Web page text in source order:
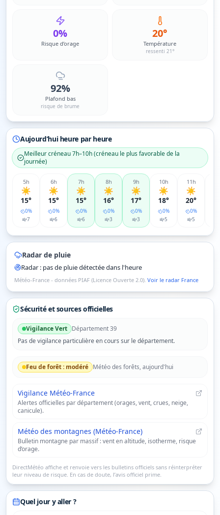
0%
Risque d’orage
20°
Température
ressenti 21°
92%
Plafond bas
risque de brume
Aujourd’hui heure par heure
Meilleur créneau7h–10h(créneau le plus favorable de la
journée)
5h
☀️
15°
0%
7
6h
☀️
15°
0%
6
7h
☀️
15°
0%
6
8h
☀️
16°
0%
3
9h
☀️
17°
0%
3
10h
☀️
18°
0%
5
11 h
☀️
20°
0%
5
Radar de pluie
Radar : pas de pluie détectée dans l'heure
Météo-France - données PIAF (Licence Ouverte 2.0). Voir le radar France
Sécurité et sources officielles
VigilanceVert Département39
Pas de vigilance particulière en cours sur le département.
Feu de forêt : modéré Météo des forêts, aujourd'hui
Vigilance Météo-France
Alertes officielles par département (orages, vent, crues, neige,
canicule).
Météo des montagnes (Météo-France)
Bulletin montagne par massif : vent en altitude, isotherme, risque
d’orage.
DirectMétéo affiche et renvoie vers les bulletins officiels sans réinterpréter
leur niveau de risque. En cas de doute, l’avis officiel prime.
Quel jour y aller ?